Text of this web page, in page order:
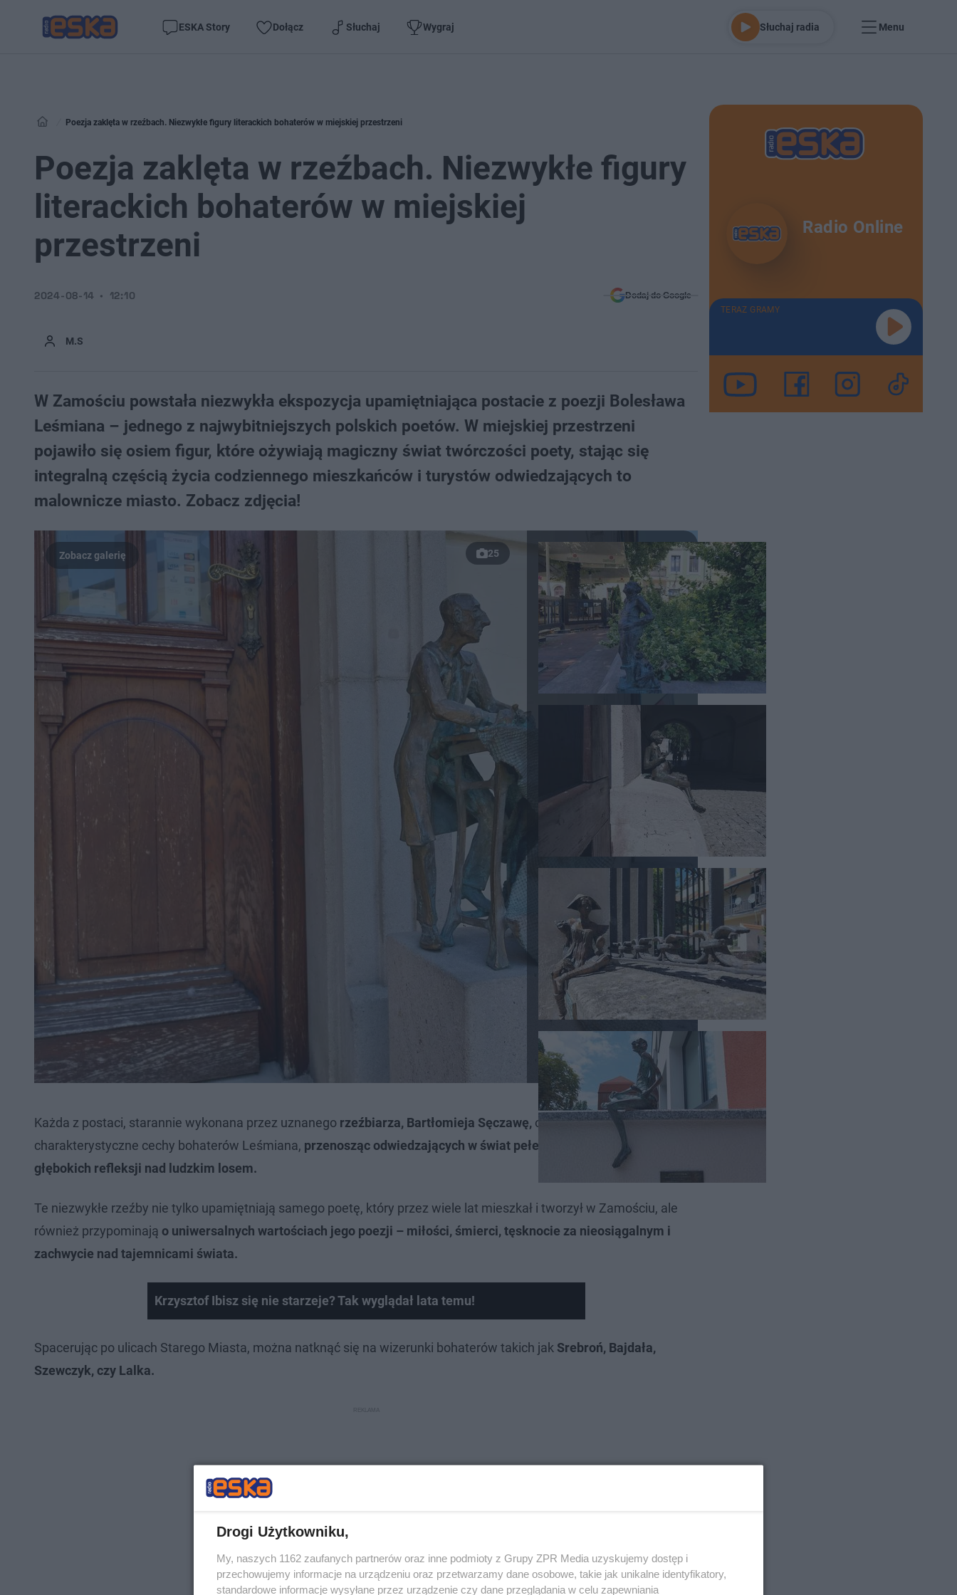
ESKA Story Dołącz Słuchaj Wygraj Słuchaj radia Menu
Poezja zaklęta w rzeźbach. Niezwykłe figury literackich bohaterów w miejskiej przestrzeni
Poezja zaklęta w rzeźbach. Niezwykłe figury
literackich bohaterów w miejskiej
przestrzeni
M.S
2024-08-14 12:10 Dodaj do Google
W Zamościu powstała niezwykła ekspozycja upamiętniająca postacie z poezji Bolesława
Leśmiana – jednego z najwybitniejszych polskich poetów. W miejskiej przestrzeni
pojawiło się osiem figur, które ożywiają magiczny świat twórczości poety, stając się
integralną częścią życia codziennego mieszkańców i turystów odwiedzających to
malownicze miasto. Zobacz zdjęcia!
25
Każda z postaci, starannie wykonana przez uznanego rzeźbiarza, Bartłomieja Sęczawę, odzwierciedla
charakterystyczne cechy bohaterów Leśmiana, przenosząc odwiedzających w świat pełen baśni, symboliki i
głębokich refleksji nad ludzkim losem.
Te niezwykłe rzeźby nie tylko upamiętniają samego poetę, który przez wiele lat mieszkał i tworzył w Zamościu, ale
również przypominają o uniwersalnych wartościach jego poezji – miłości, śmierci, tęsknocie za nieosiągalnym i
zachwycie nad tajemnicami świata.
Krzysztof Ibisz się nie starzeje? Tak wyglądał lata temu!
Spacerując po ulicach Starego Miasta, można natknąć się na wizerunki bohaterów takich jak Srebroń, Bajdała,
Szewczyk, czy Lalka.
Radio Online
TERAZ GRAMY
Drogi Użytkowniku,
My, naszych 1162 zaufanych partnerów oraz inne podmioty z Grupy ZPR Media uzyskujemy dostęp i
przechowujemy informacje na urządzeniu oraz przetwarzamy dane osobowe, takie jak unikalne identyfikatory,
standardowe informacje wysyłane przez urządzenie czy dane przeglądania w celu zapewniania